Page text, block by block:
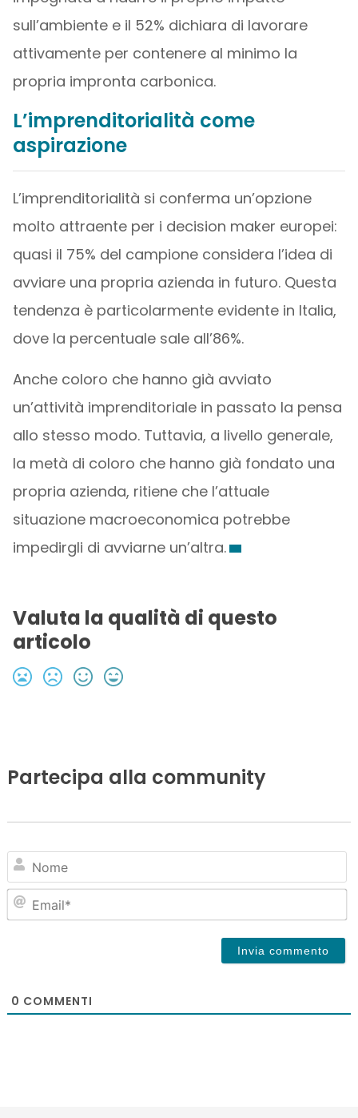
sull’ambiente e il 52% dichiara di lavorare
attivamente per contenere al minimo la
propria impronta carbonica.
L’imprenditorialità come
aspirazione
L’imprenditorialità si conferma un’opzione
molto attraente per i decision maker europei:
quasi il 75% del campione considera l’idea di
avviare una propria azienda in futuro. Questa
tendenza è particolarmente evidente in Italia,
dove la percentuale sale all’86%.
Anche coloro che hanno già avviato
un’attività imprenditoriale in passato la pensa
allo stesso modo. Tuttavia, a livello generale,
la metà di coloro che hanno già fondato una
propria azienda, ritiene che l’attuale
situazione macroeconomica potrebbe
impedirgli di avviarne un’altra.
Valuta la qualità di questo
articolo
Partecipa alla community
0 COMMENTI